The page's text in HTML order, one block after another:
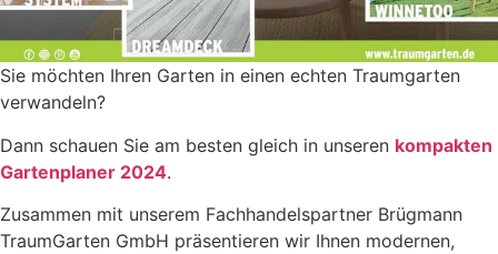
Sie möchten Ihren Garten in einen echten Traumgarten
verwandeln?
Dann schauen Sie am besten gleich in unseren kompakten
Gartenplaner 2024.
Zusammen mit unserem Fachhandelspartner Brügmann
TraumGarten GmbH präsentieren wir Ihnen modernen,